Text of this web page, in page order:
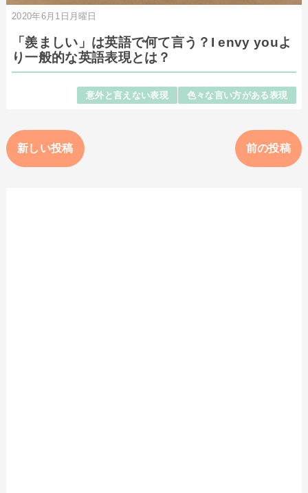
2020年6月1日月曜日
「羨ましい」は英語で何て言う？I envy youよ
り一般的な英語表現とは？
意外と言えない表現 色々な言い方がある表現
新しい投稿 前の投稿